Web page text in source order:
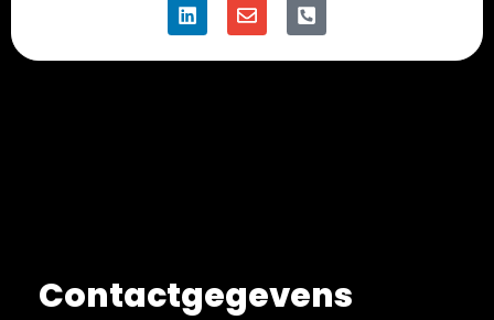
Contactgegevens